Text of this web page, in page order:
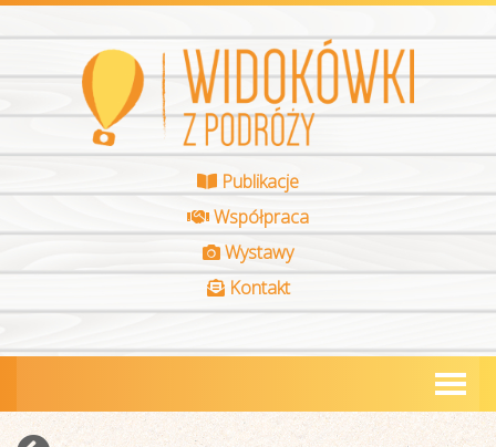
Publikacje
Współpraca
Wystawy
Kontakt